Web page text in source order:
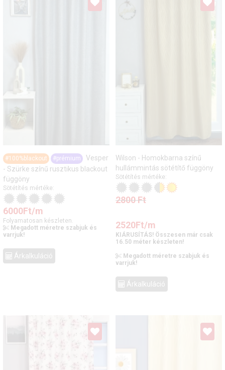
#100%blackout #prémium
Vesper
- Szürke színű rusztikus blackout
függöny
Sötétítés mértéke:
6000Ft/m
Folyamatosan készleten.
Megadott méretre szabjuk és
varrjuk!
Árkalkuláció
Wilson - Homokbarna színű
hullámmintás sötétítő függöny
Sötétítés mértéke:
2800Ft
2520Ft/m
KIÁRUSÍTÁS! Összesen már csak
16.50 méter készleten!
Megadott méretre szabjuk és
varrjuk!
Árkalkuláció